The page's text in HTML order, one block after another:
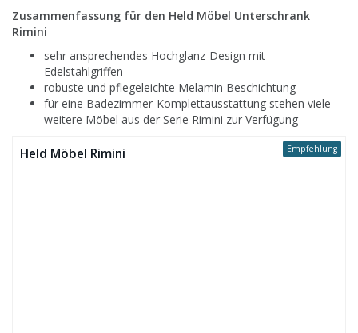
Zusammenfassung für den Held Möbel Unterschrank
Rimini
sehr ansprechendes Hochglanz-Design mit
Edelstahlgriffen
robuste und pflegeleichte Melamin Beschichtung
für eine Badezimmer-Komplettausstattung stehen viele
weitere Möbel aus der Serie Rimini zur Verfügung
Empfehlung
Held Möbel Rimini